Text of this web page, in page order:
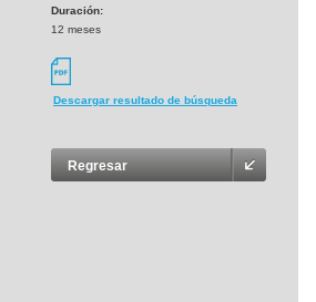
Duración:
12 meses
Descargar resultado de búsqueda
Regresar